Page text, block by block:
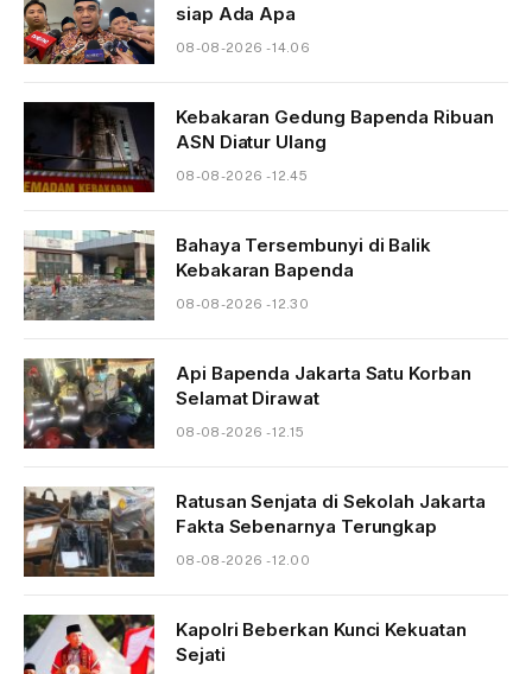
siap Ada Apa
08-08-2026 - 14.06
Kebakaran Gedung Bapenda Ribuan
ASN Diatur Ulang
08-08-2026 - 12.45
Bahaya Tersembunyi di Balik
Kebakaran Bapenda
08-08-2026 - 12.30
Api Bapenda Jakarta Satu Korban
Selamat Dirawat
08-08-2026 - 12.15
Ratusan Senjata di Sekolah Jakarta
Fakta Sebenarnya Terungkap
08-08-2026 - 12.00
Kapolri Beberkan Kunci Kekuatan
Sejati